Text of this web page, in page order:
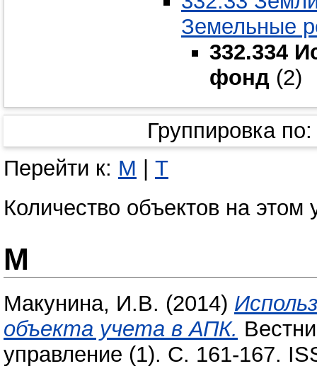
Земельные
332.334
фонд (2)
Группировка
Перейти к: М | Т
Количество объектов на этом
М
Макунина, И.В. (2014)
объекта учета в АПК.
управление (1). С. 161-167.